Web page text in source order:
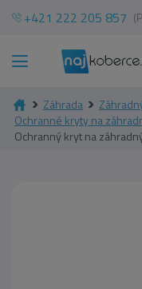
+421 222 205 857
Záhrada
Ochranné kryty na
Ochranný kryt na